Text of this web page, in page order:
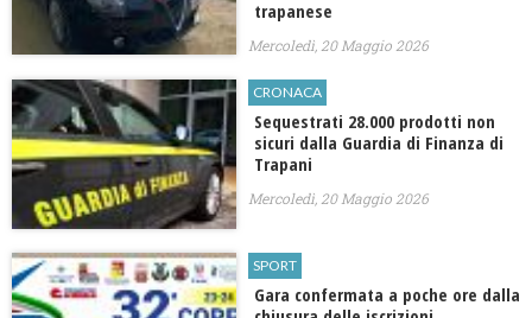
trapanese
Mercoledì, 20 Maggio 2026
CRONACA
Sequestrati 28.000 prodotti non
sicuri dalla Guardia di Finanza di
Trapani
Mercoledì, 20 Maggio 2026
SPORT
Gara confermata a poche ore dalla